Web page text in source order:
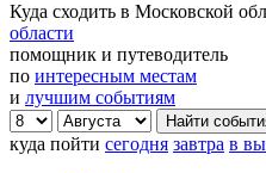
Куда сходить в Московской
области
помощник и путеводитель
по интересным местам
и лучшим событиям
куда пойти сегодня завтра в